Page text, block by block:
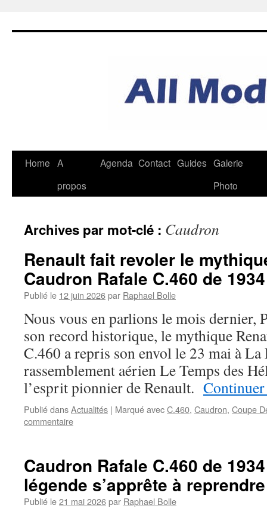
Home A
propos
Agenda Contact Guides Galerie
Photo
Archives par mot-clé : Caudron
Renault fait revoler le
Caudron Rafale C.460 de 1934
Publié le 12 juin 2026par Raphael Bolle
Nous vous en parlions le mois dernier,
son record historique, le mythique
C.460 a repris son envol le 23 mai à
rassemblement aérien Le Temps des
l’esprit pionnier de Renault.
Publié dansActualités | Marqué avecC.460, Caudron, Coupe
commentaire
Caudron Rafale C.460 de
légende s’apprête à
Publié le21 mai 2026par Raphael Bolle